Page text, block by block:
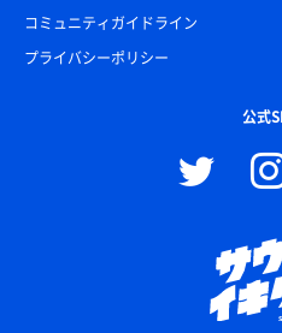
コミュニティガイドライン
プライバシーポリシー
公式